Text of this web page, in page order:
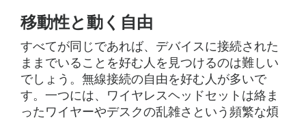
移動性と動く自由
すべてが同じであれば、デバイスに接続された
ままでいることを好む人を見つけるのは難しい
でしょう。無線接続の自由を好む人が多いで
す。一つには、ワイヤレスヘッドセットは絡ま
ったワイヤーやデスクの乱雑さという頻繁な煩